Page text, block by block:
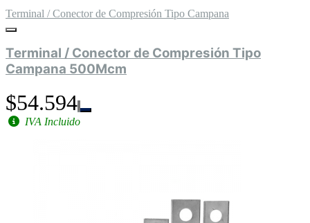
Terminal / Conector de Compresión Tipo Campana
Terminal / Conector de Compresión Tipo
Campana 500Mcm
$54.594
IVA Incluido